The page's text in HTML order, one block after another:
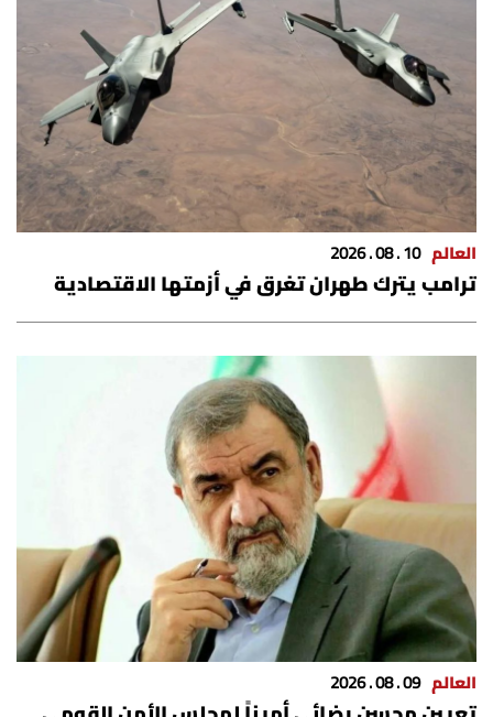
العالم 10 . 08 . 2026
ترامب يترك طهران تغرق في أزمتها الاقتصادية
العالم 09 . 08 . 2026